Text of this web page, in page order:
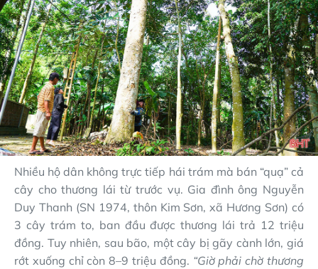
Nhiều hộ dân không trực tiếp hái trám mà bán “quạ” cả
cây cho thương lái từ trước vụ. Gia đình ông Nguyễn
Duy Thanh (SN 1974, thôn Kim Sơn, xã Hương Sơn) có
3 cây trám to, ban đầu được thương lái trả 12 triệu
đồng. Tuy nhiên, sau bão, một cây bị gãy cành lớn, giá
rớt xuống chỉ còn 8–9 triệu đồng. “Giờ phải chờ thương